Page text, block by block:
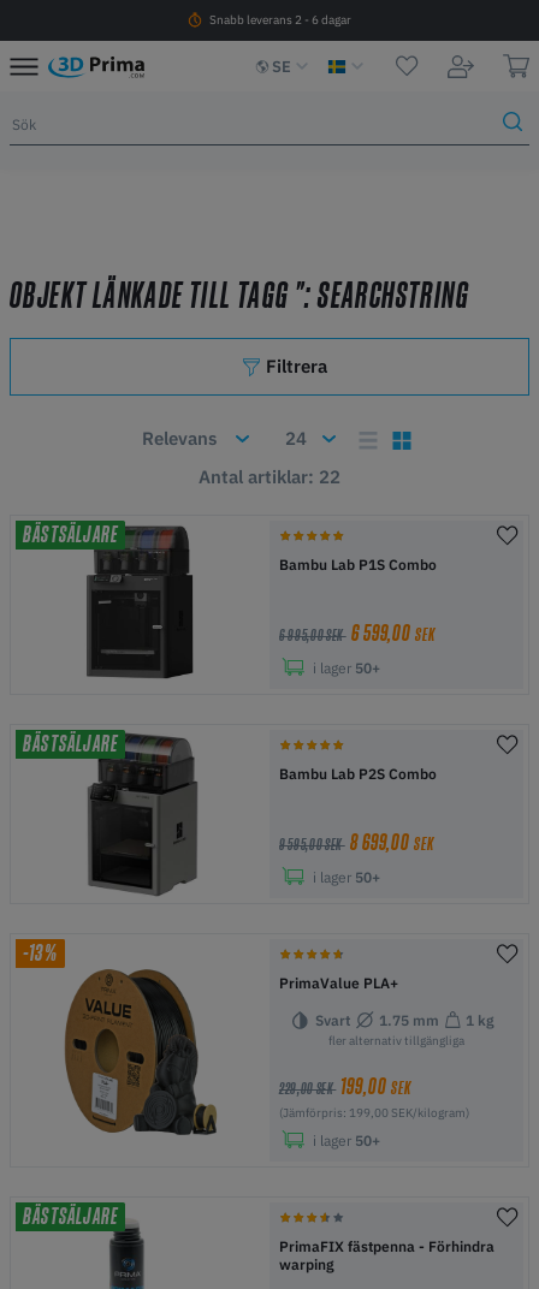
Snabb leverans 2 - 6 dagar
SE
OBJEKT LÄNKADE TILL TAGG ": SEARCHSTRING
Filtrera
Antal artiklar: 22
BÄSTSÄLJARE
Bambu Lab P1S Combo
6 995,00 SEK 6 599,00SEK
i lager 50+
BÄSTSÄLJARE
Bambu Lab P2S Combo
9 595,00 SEK 8 699,00SEK
i lager 50+
-13%
PrimaValue PLA+
Svart 1.75 mm 1 kg
fler alternativ tillgängliga
229,00 SEK 199,00SEK
(Jämförpris: 199,00 SEK/kilogram)
i lager 50+
BÄSTSÄLJARE
PrimaFIX fästpenna - Förhindra
warping